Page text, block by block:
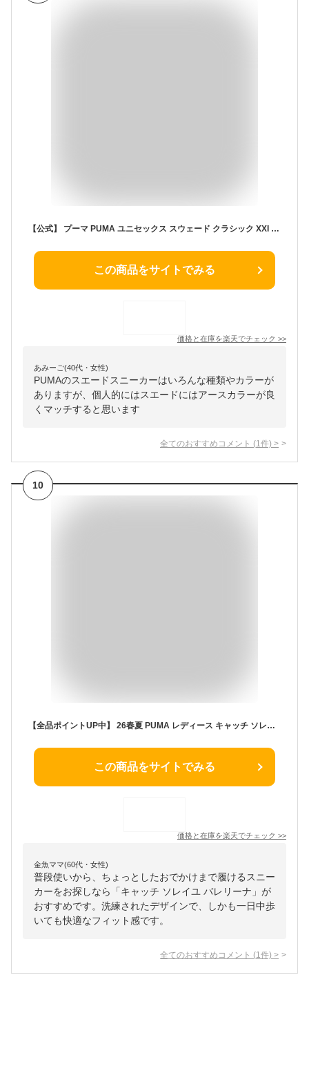
【公式】 プーマ PUMA ユニセックス スウェード クラシック XXI スニーカー メンズ レディース 定番
この商品をサイトでみる
価格と在庫を楽天でチェック >>
あみーご(40代・女性)
PUMAのスエードスニーカーはいろんな種類やカラーが
ありますが、個人的にはスエードにはアースカラーが良
くマッチすると思います
全てのおすすめコメント (1 件) >
10
【全品ポイントUP中】 26春夏 PUMA レディース キャッチ ソレイユ バレリーナ SD スニーカー 406310 スニーカー シューズ スリップオン フラット 本革 バレエ
この商品をサイトでみる
価格と在庫を楽天でチェック >>
金魚ママ(60代・女性)
普段使いから、ちょっとしたおでかけまで履けるスニー
カーをお探しなら「キャッチ ソレイユ バレリーナ」が
おすすめです。洗練されたデザインで、しかも一日中歩
いても快適なフィット感です。
全てのおすすめコメント (1 件) >